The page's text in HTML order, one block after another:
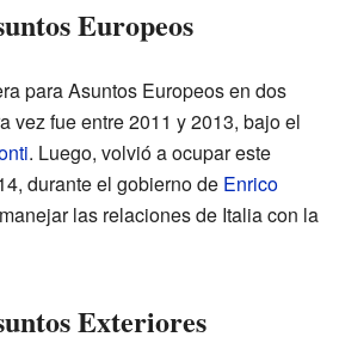
Europeos
para Asuntos Europeos en dos
vez fue entre 2011 y 2013, bajo el
. Luego, volvió a ocupar este
durante el gobierno de Enrico
las relaciones de Italia con la
Exteriores